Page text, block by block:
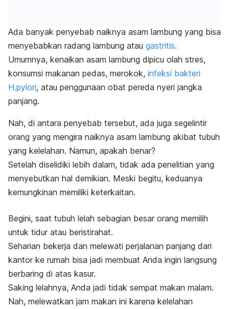
Ada banyak penyebab naiknya asam lambung yang bisa
menyebabkan radang lambung atau gastritis.
Umumnya, kenaikan asam lambung dipicu olah stres,
konsumsi makanan pedas, merokok, infeksi bakteri
H.pylori, atau penggunaan obat pereda nyeri jangka
panjang.
Nah, di antara penyebab tersebut, ada juga segelintir
orang yang mengira naiknya asam lambung akibat tubuh
yang kelelahan. Namun, apakah benar?
Setelah diselidiki lebih dalam, tidak ada penelitian yang
menyebutkan hal demikian. Meski begitu, keduanya
kemungkinan memiliki keterkaitan.
Begini, saat tubuh lelah sebagian besar orang memilih
untuk tidur atau beristirahat.
Seharian bekerja dan melewati perjalanan panjang dari
kantor ke rumah bisa jadi membuat Anda ingin langsung
berbaring di atas kasur.
Saking lelahnya, Anda jadi tidak sempat makan malam.
Nah, melewatkan jam makan ini karena kelelahan